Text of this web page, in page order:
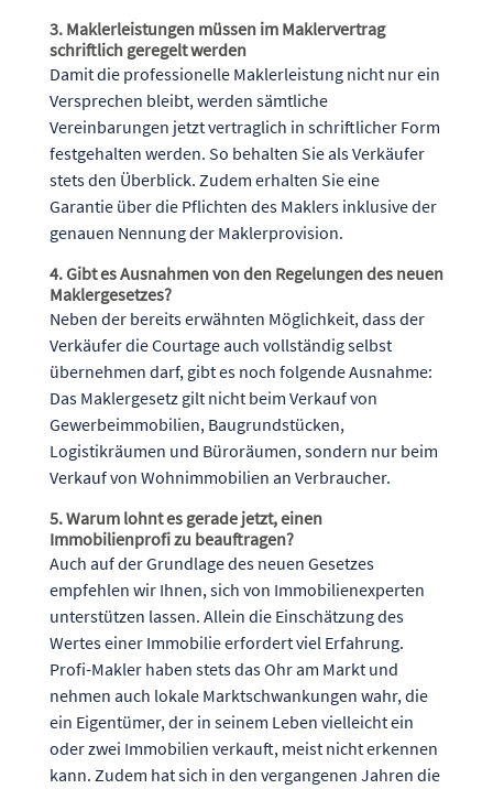
3. Maklerleistungen müssen im Maklervertrag
schriftlich geregelt werden
Damit die professionelle Maklerleistung nicht nur ein
Versprechen bleibt, werden sämtliche
Vereinbarungen jetzt vertraglich in schriftlicher Form
festgehalten werden. So behalten Sie als Verkäufer
stets den Überblick. Zudem erhalten Sie eine
Garantie über die Pflichten des Maklers inklusive der
genauen Nennung der Maklerprovision.
4. Gibt es Ausnahmen von den Regelungen des neuen
Maklergesetzes?
Neben der bereits erwähnten Möglichkeit, dass der
Verkäufer die Courtage auch vollständig selbst
übernehmen darf, gibt es noch folgende Ausnahme:
Das Maklergesetz gilt nicht beim Verkauf von
Gewerbeimmobilien, Baugrundstücken,
Logistikräumen und Büroräumen, sondern nur beim
Verkauf von Wohnimmobilien an Verbraucher.
5. Warum lohnt es gerade jetzt, einen
Immobilienprofi zu beauftragen?
Auch auf der Grundlage des neuen Gesetzes
empfehlen wir Ihnen, sich von Immobilienexperten
unterstützen lassen. Allein die Einschätzung des
Wertes einer Immobilie erfordert viel Erfahrung.
Profi-Makler haben stets das Ohr am Markt und
nehmen auch lokale Marktschwankungen wahr, die
ein Eigentümer, der in seinem Leben vielleicht ein
oder zwei Immobilien verkauft, meist nicht erkennen
kann. Zudem hat sich in den vergangenen Jahren die